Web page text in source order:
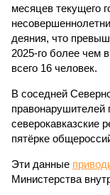
месяцев текущего
деяния, что
2025-го более чем
всего 16 человек.
В соседней
правонарушителей
северокавказские
пятёрке
Эти данные
Министерства